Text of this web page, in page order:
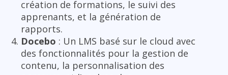
création de formations, le suivi des
apprenants, et la génération de
rapports.
Docebo : Un LMS basé sur le cloud avec
des fonctionnalités pour la gestion de
contenu, la personnalisation des